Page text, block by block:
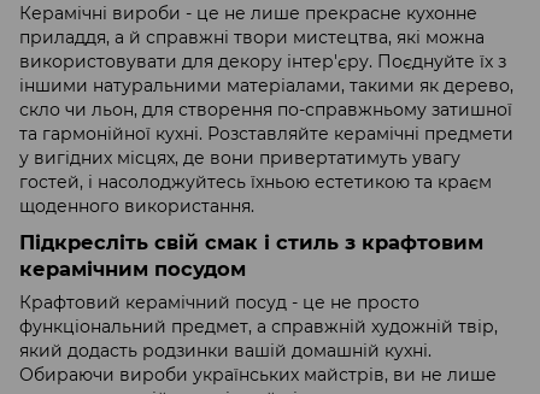
Керамічні вироби - це не лише прекрасне кухонне
приладдя, а й справжні твори мистецтва, які можна
використовувати для декору інтер'єру. Поєднуйте їх з
іншими натуральними матеріалами, такими як дерево,
скло чи льон, для створення по-справжньому затишної
та гармонійної кухні. Розставляйте керамічні предмети
у вигідних місцях, де вони привертатимуть увагу
гостей, і насолоджуйтесь їхньою естетикою та краєм
щоденного використання.
Підкресліть свій смак і стиль з крафтовим
керамічним посудом
Крафтовий керамічний посуд - це не просто
функціональний предмет, а справжній художній твір,
який додасть родзинки вашій домашній кухні.
Обираючи вироби українських майстрів, ви не лише